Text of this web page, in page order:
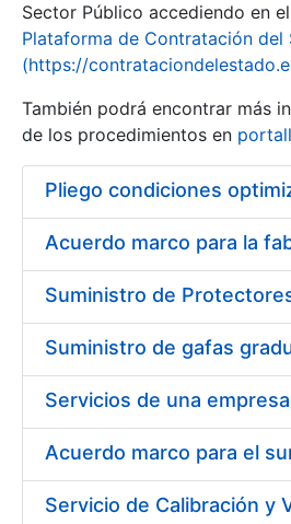
Show/Hide
Sector Público accediendo en
Plataforma de Contratación del
(https://
También podrá encontrar más
de los procedimientos en